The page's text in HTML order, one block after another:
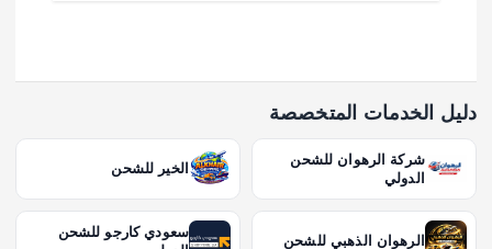
دليل الخدمات المتخصصة
شركة الرهوان للشحن
الدولي
الخير للشحن
الرهوان الذهبي للشحن
سعودي كارجو للشحن